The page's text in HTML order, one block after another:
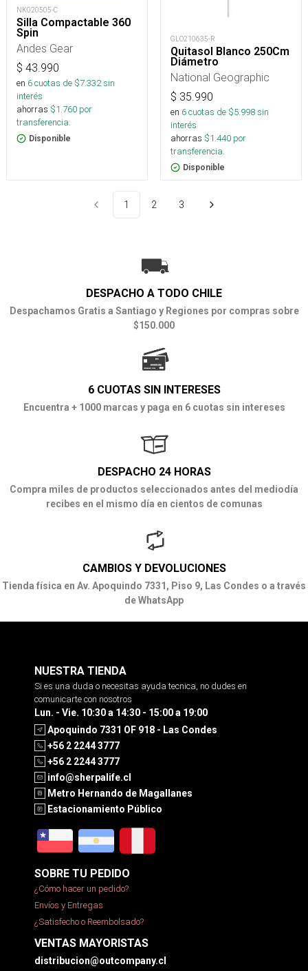
NK020505-C
Silla Compactable 360
Spin
Andes Gear
$ 43.990
en 6cuotas de $7.332sin
interés
ahorras $1.760 por
transferencia.
Disponible
GLO210635-R
Quitasol Blanco 250Cm
Diámetro
National Geographic
$ 35.990
en 6cuotas de $5.998sin
interés
ahorras $1.440 por
transferencia.
Disponible
1 2 3
DESPACHO A TODO CHILE
Despachamos Gratis a Santiago y Regiones por compras sobre
$150.000
6 CUOTAS SIN INTERESES
Encuentra + 1000 marcas y paga en 6 cuotas sin intereses
DESPACHO 24 HORAS
Compra miles de productos seleccionados antes del mediodía
recibes en el mismo día en cientos de comunas
CAMBIOS Y DEVOLUCIONES
Tienda física en Av. Apoquindo 7331, Piso 9, Las Condes o a través
de WhatsApp
NUESTRA TIENDA
Si es una duda o necesitas ayuda tecnica, no dudes en
comunicarte con nosotros
Lun. - Vie. 10:30 a 14:30 - 15:00 a 19:00
Apoquindo 7331 OF 918 - Las Condes
+56 2 2244 3777
+56 2 2244 3777
info@sherpalife.cl
Metro Hernando de Magallanes
Estacionamiento Público
SOBRE TU PEDIDO
¿Cómo hacer un pedido?
Envíos y Entregas
¿Satisfecho o Reembolsado?
VENTAS MAYORISTAS
distribucion@outcompany.cl